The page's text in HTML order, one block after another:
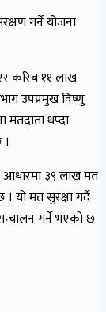
गर्ने योजना
करिब ११ लाख
उपप्रमुख विष्णु
मतदाता थप्दा
आधारमा ३९ लाख मत
यो मत सुरक्षा गर्दै
सन्चालन गर्ने भएको छ